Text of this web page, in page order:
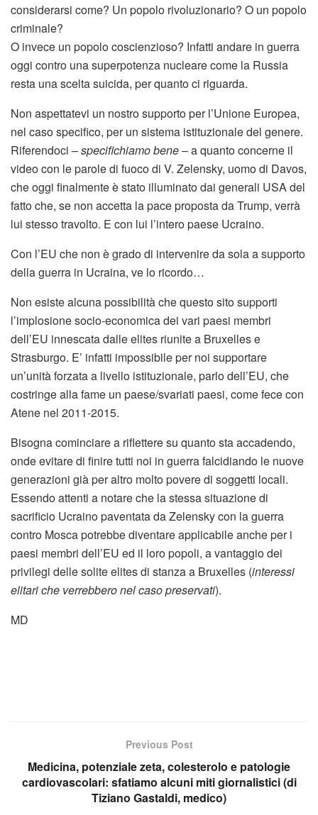
considerarsi come? Un popolo rivoluzionario? O un popolo
criminale?
O invece un popolo coscienzioso? Infatti andare in guerra
oggi contro una superpotenza nucleare come la Russia
resta una scelta suicida, per quanto ci riguarda.
Non aspettatevi un nostro supporto per l’Unione Europea,
nel caso specifico, per un sistema istituzionale del genere.
Riferendoci –specifichiamo bene– a quanto concerne il
video con le parole di fuoco di V. Zelensky, uomo di Davos,
che oggi finalmente è stato illuminato dai generali USA del
fatto che, se non accetta la pace proposta da Trump, verrà
lui stesso travolto. E con lui l’intero paese Ucraino.
Con l’EU che non è grado di intervenire da sola a supporto
della guerra in Ucraina, ve lo ricordo…
Non esiste alcuna possibilità che questo sito supporti
l’implosione socio-economica dei vari paesi membri
dell’EU innescata dalle elites riunite a Bruxelles e
Strasburgo. E’ infatti impossibile per noi supportare
un’unità forzata a livello istituzionale, parlo dell’EU, che
costringe alla fame un paese/svariati paesi, come fece con
Atene nel 2011-2015.
Bisogna cominciare a riflettere su quanto sta accadendo,
onde evitare di finire tutti noi in guerra falcidiando le nuove
generazioni già per altro molto povere di soggetti locali.
Essendo attenti a notare che la stessa situazione di
sacrificio Ucraino paventata da Zelensky con la guerra
contro Mosca potrebbe diventare applicabile anche per i
paesi membri dell’EU ed il loro popoli, a vantaggio dei
privilegi delle solite elites di stanza a Bruxelles (interessi
elitari che verrebbero nel caso preservati).
MD
Previous Post
Medicina, potenziale zeta, colesterolo e patologie
cardiovascolari: sfatiamo alcuni miti giornalistici (di
Tiziano Gastaldi, medico)